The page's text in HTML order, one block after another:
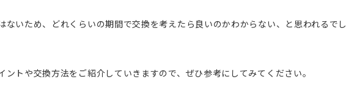
ないため、どれくらいの期間で交換を考えたら良いのかわからない、と思われるでし
トや交換方法をご紹介していきますので、ぜひ参考にしてみてください。